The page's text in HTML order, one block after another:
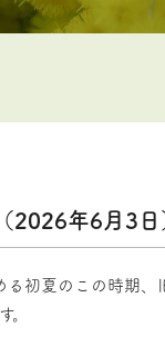
2026年6月3日
初夏のこの時期、